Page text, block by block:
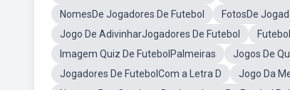
NomesDe Jogadores De Futebol FotosDe
Jogo De AdivinharJogadores De Futebol
Imagem Quiz De FutebolPalmeiras
Jogos De
Jogadores De FutebolCom a Letra D
Jogo Da